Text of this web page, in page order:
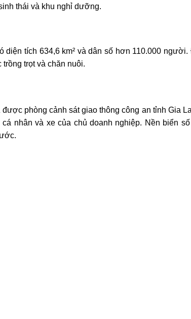
thái và khu nghỉ dưỡng.
tích 634,6 km² và dân số hơn 110.000
trọt và chăn nuôi.
phòng cảnh sát giao thông công an tỉnh Gia
nhân và xe của chủ doanh nghiệp. Nền biển